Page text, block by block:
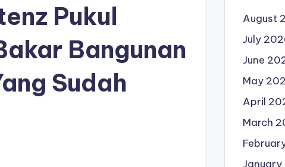
Pukul
Bangunan
Sudah
August
July
June
May
April
March